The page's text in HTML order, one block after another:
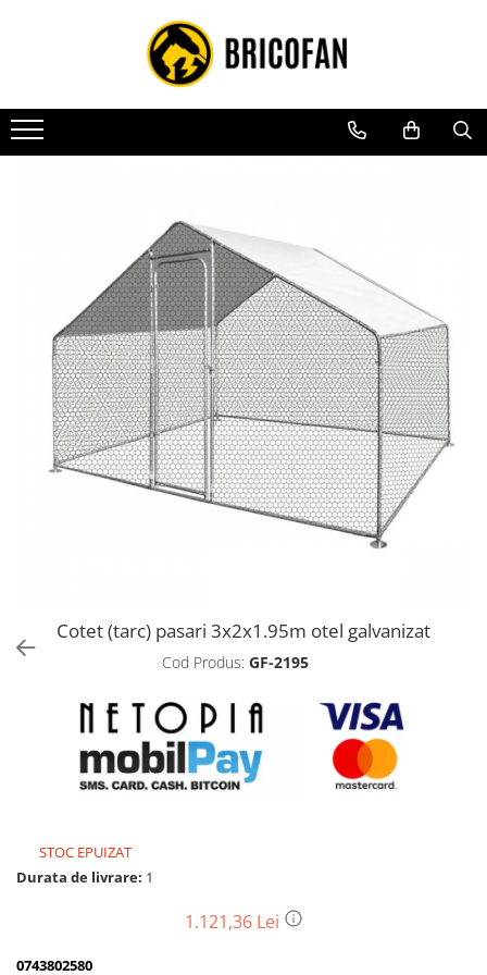
Toate Produsele
Vehicule electrice
Atv
Piese de schimb vehicule electrice
Scutere electrice
Scutere pe benzina
Tricicluri cargo fara permis
Tricicluri persoane
Trotinete electrice
Motoburghie si accesorii
Accesorii motoburghie
Motoburghie
Drujbe, fierastraie electrice
Drujbe pe benzina
Drujbe cu acumulator
electrice
Drujbe electrice
Mori cereale si batoze porumb
Batoze - mori desfacat porumb
Cotet (tarc) pasari 3x2x1.95m otel galvanizat
Cod Produs: GF-2195
STOC EPUIZAT
Durata de livrare: 1
1.121,36 Lei
0743802580